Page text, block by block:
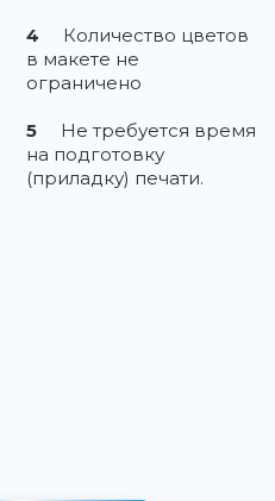
4
Количество цветов
в макете не
ограничено
5
Не требуется время
на подготовку
(приладку) печати.